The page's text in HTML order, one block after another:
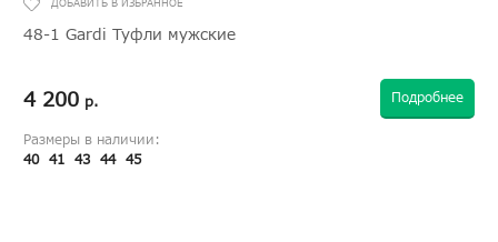
48-1 Gardi Туфли мужские
4 200 р. Подробнее
Размеры в наличии:
40 41 43 44 45